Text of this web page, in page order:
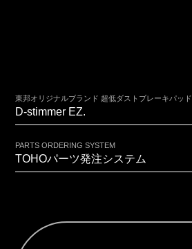
東邦オリジナルブランド 超低ダストブレーキパッド
D-stimmer EZ.
PARTS ORDERING SYSTEM
TOHOパーツ発注システム